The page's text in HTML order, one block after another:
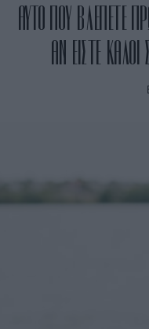
ΑΥΤΟ ΠΟΥ ΒΛΕΠΕΤΕ
ΑΝ ΕΙΣΤΕ